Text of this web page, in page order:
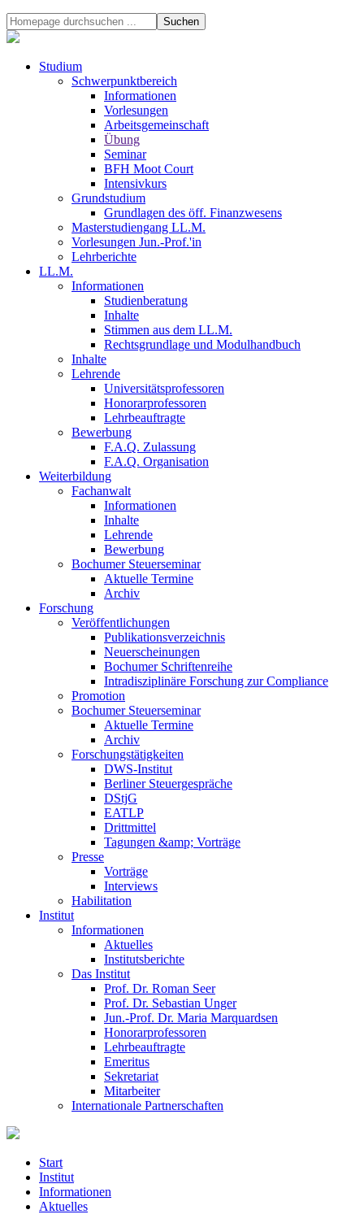
Studium
Schwerpunktbereich
Informationen
Vorlesungen
Arbeitsgemeinschaft
Übung
Seminar
BFH Moot Court
Intensivkurs
Grundstudium
Grundlagen des öff. Finanzwesens
Masterstudiengang LL.M.
Vorlesungen Jun.-Prof.'in
Lehrberichte
LL.M.
Informationen
Studienberatung
Inhalte
Stimmen aus dem LL.M.
Rechtsgrundlage und Modulhandbuch
Inhalte
Lehrende
Universitätsprofessoren
Honorarprofessoren
Lehrbeauftragte
Bewerbung
F.A.Q. Zulassung
F.A.Q. Organisation
Weiterbildung
Fachanwalt
Informationen
Inhalte
Lehrende
Bewerbung
Bochumer Steuerseminar
Aktuelle Termine
Archiv
Forschung
Veröffentlichungen
Publikationsverzeichnis
Neuerscheinungen
Bochumer Schriftenreihe
Intradisziplinäre Forschung zur Compliance
Promotion
Bochumer Steuerseminar
Aktuelle Termine
Archiv
Forschungstätigkeiten
DWS-Institut
Berliner Steuergespräche
DStjG
EATLP
Drittmittel
Tagungen &amp; Vorträge
Presse
Vorträge
Interviews
Habilitation
Institut
Informationen
Aktuelles
Institutsberichte
Das Institut
Prof. Dr. Roman Seer
Prof. Dr. Sebastian Unger
Jun.-Prof. Dr. Maria Marquardsen
Honorarprofessoren
Lehrbeauftragte
Emeritus
Sekretariat
Mitarbeiter
Internationale Partnerschaften
Start
Institut
Informationen
Aktuelles